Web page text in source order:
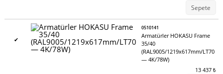
süspansiyon ve bağlantı kablosunun uzunluğunda artış;
RAL renk tablosuna göre herhangi bir renkte kasa
boyama;
armatürlerin RGB renk modeline göre montajı;
armatürlerin her türlü kontrol sistemiyle donatılması
Sepete
✔
0510141
Armatürler HOKASU Frame
35/40
(RAL9005/1219x617mm/LT70
— 4K/78W)
13 437₺